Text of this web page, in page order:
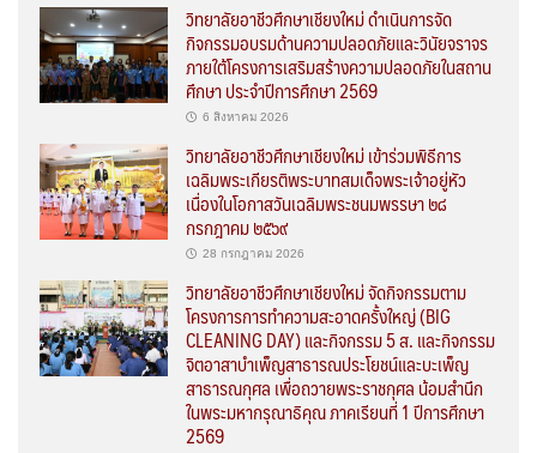
วิทยาลัยอาชีวศึกษาเชียงใหม่ ดำเนินการจัด
กิจกรรมอบรมด้านความปลอดภัยและวินัยจราจร
ภายใต้โครงการเสริมสร้างความปลอดภัยในสถาน
ศึกษา ประจำปีการศึกษา 2569
6 สิงหาคม 2026
วิทยาลัยอาชีวศึกษาเชียงใหม่ เข้าร่วมพิธีการ
เฉลิมพระเกียรติพระบาทสมเด็จพระเจ้าอยู่หัว
เนื่องในโอกาสวันเฉลิมพระชนมพรรษา ๒๘
กรกฎาคม ๒๕๖๙
28 กรกฎาคม 2026
วิทยาลัยอาชีวศึกษาเชียงใหม่ จัดกิจกรรมตาม
โครงการการทำความสะอาดครั้งใหญ่ (BIG
CLEANING DAY) และกิจกรรม 5 ส. และกิจกรรม
จิตอาสาบำเพ็ญสาธารณประโยชน์และบะเพ็ญ
สาธารณกุศล เพื่อถวายพระราชกุศล น้อมสำนึก
ในพระมหากรุณาธิคุณ ภาคเรียนที่ 1 ปีการศึกษา
2569